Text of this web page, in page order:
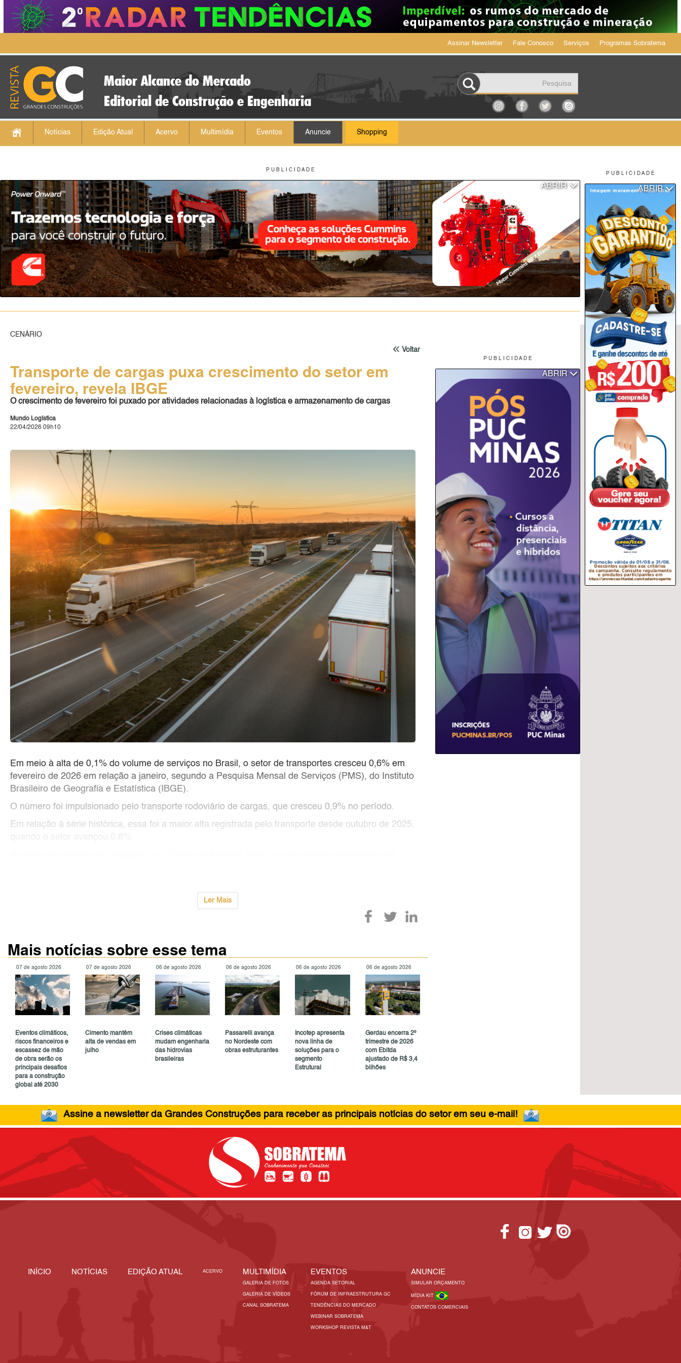
P U B L I C I D A D E
ABRIR
Assinar Newsletter Fale Conosco Serviços Programas Sobratema
Maior Alcance do Mercado
Editorial de Construção e Engenharia
Notícias Edição Atual Acervo Multimídia Eventos Anuncie Shopping
P U B L I C I D A D E
ABRIR
CENÁRIO
Voltar
Transporte de cargas puxa crescimento do setor em
fevereiro, revela IBGE
O crescimento de fevereiro foi puxado por atividades relacionadas à logística e armazenamento de cargas
Mundo Logística
22/04/2026 09h10
Em meio à alta de 0,1% do volume de serviços no Brasil, o setor de transportes cresceu 0,6% em
fevereiro de 2026 em relação a janeiro, segundo a Pesquisa Mensal de Serviços (PMS), do Instituto
Brasileiro de Geografia e Estatística (IBGE).
O número foi impulsionado pelo transporte rodoviário de cargas, que cresceu 0,9% no período.
Em relação à série histórica, essa foi a maior alta registrada pelo transporte desde outubro de 2025,
Ler Mais
P U B L I C I D A D E
ABRIR
Mais notícias sobre esse tema
07 de agosto 2026
Eventos climáticos,
riscos financeiros e
escassez de mão
de obra serão os
principais desafios
para a construção
global até 2030
07 de agosto 2026
Cimento mantém
alta de vendas em
julho
06 de agosto 2026
Crises climáticas
mudam engenharia
das hidrovias
brasileiras
06 de agosto 2026
Passarelli avança
no Nordeste com
obras estruturantes
06 de agosto 2026
Incotep apresenta
nova linha de
soluções para o
segmento
Estrutural
06 de agosto 2026
Gerdau encerra 2º
trimestre de 2026
com Ebitda
ajustado de R$ 3,4
bilhões
Assine a newsletter da Grandes Construções para receber as principais notícias do setor em seu e-mail!
INÍCIO NOTÍCIAS EDIÇÃO ATUAL ACERVO MULTIMÍDIA
GALERIA DE FOTOS
GALERIA DE VÍDEOS
CANAL SOBRATEMA
EVENTOS
AGENDA SETORIAL
FÓRUM DE INFRAESTRUTURA GC
TENDÊNCIAS DO MERCADO
WEBINAR SOBRATEMA
WORKSHOP REVISTA M&T
ANUNCIE
SIMULAR ORÇAMENTO
MÍDIA KIT
CONTATOS COMERCIAIS